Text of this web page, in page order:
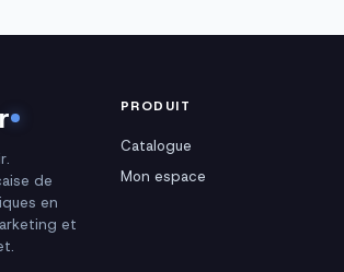
de
en
et
PRODUIT
Catalogue
Mon espace